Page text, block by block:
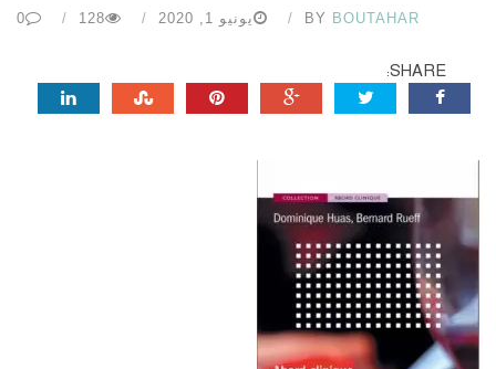
BY BOUTAHAR يونيو 1, 2020 128
0
SHARE: